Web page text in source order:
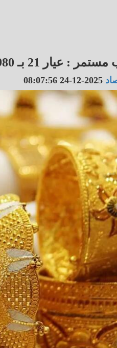
بـ 5980 جنيهاً 24 ديسمبر 2025
2025-12-24 08:07:56